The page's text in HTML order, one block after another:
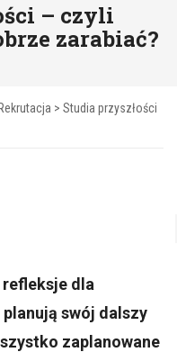
– czyli
zarabiać?
Rekrutacja > Studia przyszłości
dla
swój dalszy
zaplanowane